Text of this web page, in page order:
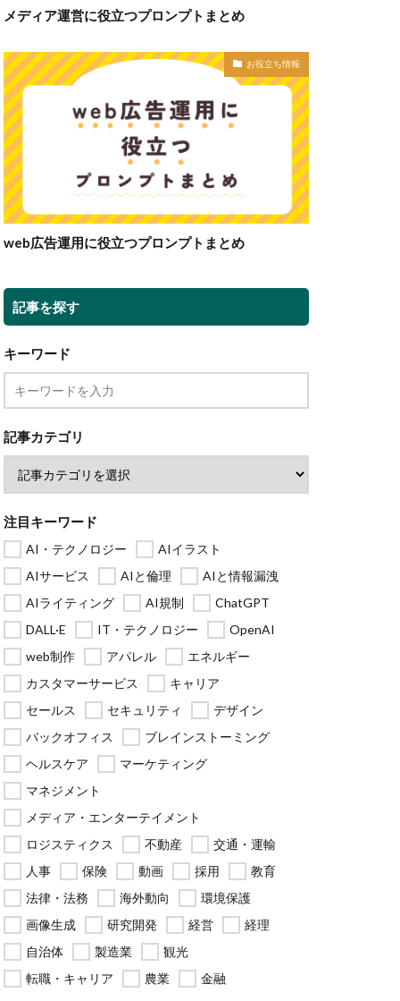
メディア運営に役立つプロンプトまとめ
お役立ち情報
web広告運用に役立つプロンプトまとめ
記事を探す
キーワード
記事カテゴリ
注目キーワード
AI・テクノロジー
AIイラスト
AIサービス
AIと倫理
AIと情報漏洩
AIライティング
AI規制
ChatGPT
DALL·E
IT・テクノロジー
OpenAI
web制作
アパレル
エネルギー
カスタマーサービス
キャリア
セールス
セキュリティ
デザイン
バックオフィス
ブレインストーミング
ヘルスケア
マーケティング
マネジメント
メディア・エンターテイメント
ロジスティクス
不動産
交通・運輸
人事
保険 動画 採用
教育
法律・法務
海外動向
環境保護
画像生成
研究開発 経営
経理
自治体
製造業
観光
転職・キャリア
農業 金融